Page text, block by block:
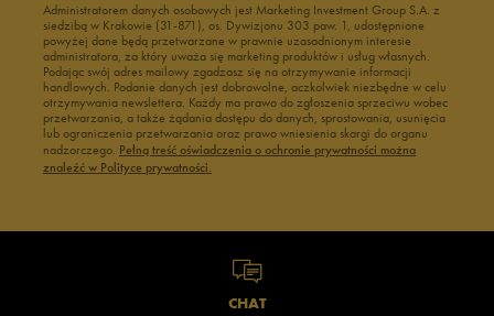
Administratorem danych osobowych jest Marketing Investment Group S.A. z
siedzibą w Krakowie (31-871), os. Dywizjonu 303 paw. 1, udostępnione
powyżej dane będą przetwarzane w prawnie uzasadnionym interesie
administratora, za który uważa się marketing produktów i usług własnych.
Podając swój adres mailowy zgadzasz się na otrzymywanie informacji
handlowych. Podanie danych jest dobrowolne, aczkolwiek niezbędne w celu
otrzymywania newslettera. Każdy ma prawo do zgłoszenia sprzeciwu wobec
przetwarzania, a także żądania dostępu do danych, sprostowania, usunięcia
lub ograniczenia przetwarzania oraz prawo wniesienia skargi do organu
nadzorczego. Pełną treść oświadczenia o ochronie prywatności można
znaleźć w Polityce prywatności.
CHAT